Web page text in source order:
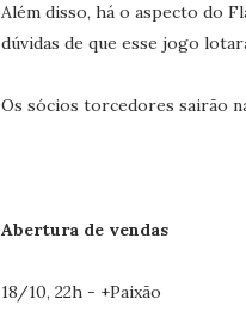
Além disso, há o aspecto do
dúvidas de que esse jogo
Os sócios torcedores sairão
Abertura de vendas
18/10, 22h - +Paixão